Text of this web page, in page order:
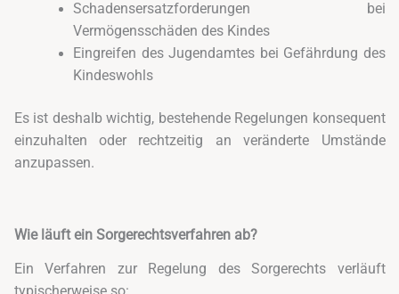
Schadensersatzforderungen bei
Vermögensschäden des Kindes
Eingreifen des Jugendamtes bei Gefährdung des
Kindeswohls
Es ist deshalb wichtig, bestehende Regelungen konsequent
einzuhalten oder rechtzeitig an veränderte Umstände
anzupassen.
Wie läuft ein Sorgerechtsverfahren ab?
Ein Verfahren zur Regelung des Sorgerechts verläuft